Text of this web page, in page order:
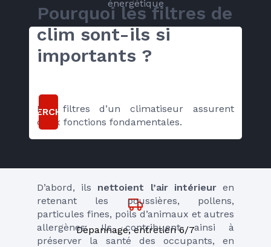
Pourquoi les filtres de
clim sont-ils si
importants ?
Les filtres d’un climatiseur assurent
deux fonctions fondamentales.
D’abord, ils nettoient l’air intérieur en
retenant les poussières, pollens,
particules fines, poils d’animaux et autres
allergènes. Ils contribuent ainsi à
préserver la santé des occupants, en
énergétique
RECHERCHER
Dépannage, entretien 6/7